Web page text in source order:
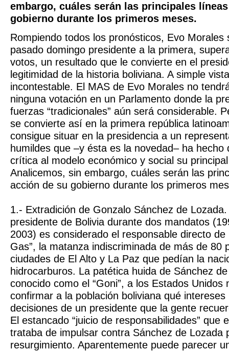
embargo, cuáles serán las principales
gobierno durante los primeros meses.
Rompiendo todos los pronósticos, Evo Morales
pasado domingo presidente a la primera,
votos, un resultado que le convierte en el
legitimidad de la historia boliviana. A simple
incontestable. El MAS de Evo Morales no
ninguna votación en un Parlamento donde la
fuerzas “tradicionales” aún será considerable.
se convierte así en la primera república
consigue situar en la presidencia a un
humildes que –y ésta es la novedad– ha hecho
crítica al modelo económico y social su
Analicemos, sin embargo, cuáles serán las
acción de su gobierno durante los primeros
1.- Extradición de Gonzalo Sánchez de
presidente de Bolivia durante dos mandatos
2003) es considerado el responsable directo de
Gas”, la matanza indiscriminada de más de 80
ciudades de El Alto y La Paz que pedían la
hidrocarburos. La patética huida de Sánchez
conocido como el “Goni”, a los Estados Unidos
confirmar a la población boliviana qué
decisiones de un presidente que la gente
El estancado “juicio de responsabilidades” que
trataba de impulsar contra Sánchez de Lozada
resurgimiento. Aparentemente puede parecer